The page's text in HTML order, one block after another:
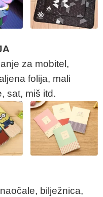
za mobitel,
folija, mali
sat, miš itd.
bilježnica,